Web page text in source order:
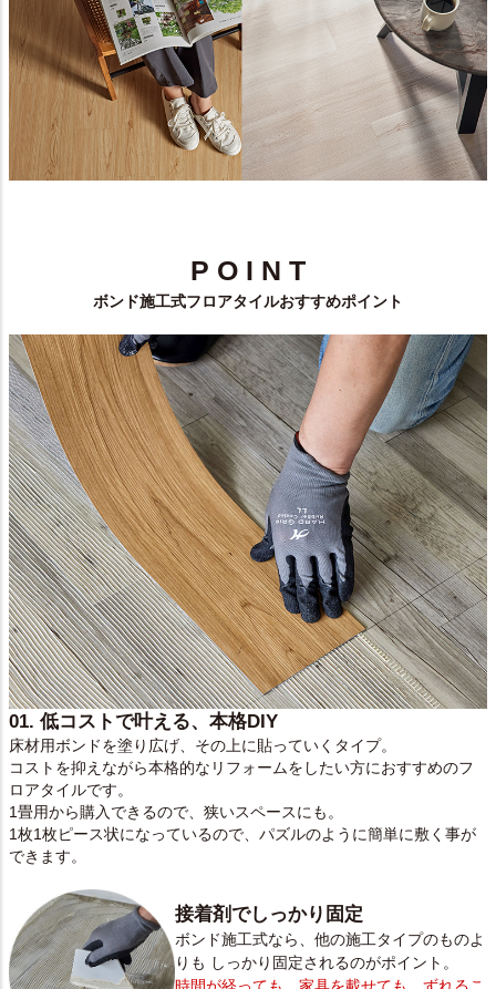
P O I N T
ボンド施工式フロアタイルおすすめポイント
01. 低コストで叶える、本格DIY
床材用ボンドを塗り広げ、その上に貼っていくタイプ。
コストを抑えながら本格的なリフォームをしたい方におすすめのフ
ロアタイルです。
1畳用から購入できるので、狭いスペースにも。
1枚1枚ピース状になっているので、パズルのように簡単に敷く事が
できます。
接着剤でしっかり固定
ボンド施工式なら、他の施工タイプのものよ
りも しっかり固定されるのがポイント。